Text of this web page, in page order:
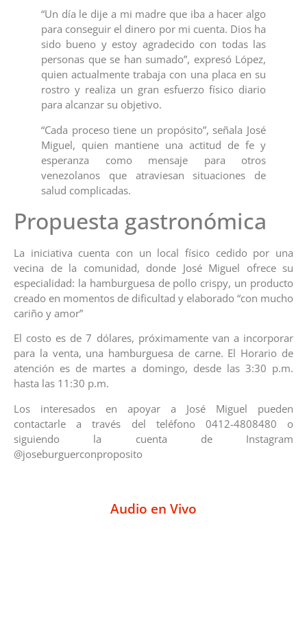
“Un día le dije a mi madre que iba a hacer algo
para conseguir el dinero por mi cuenta. Dios ha
sido bueno y estoy agradecido con todas las
personas que se han sumado”, expresó López,
quien actualmente trabaja con una placa en su
rostro y realiza un gran esfuerzo físico diario
para alcanzar su objetivo.
“Cada proceso tiene un propósito”, señala José
Miguel, quien mantiene una actitud de fe y
esperanza como mensaje para otros
venezolanos que atraviesan situaciones de
salud complicadas.
Propuesta gastronómica
La iniciativa cuenta con un local físico cedido por una
vecina de la comunidad, donde José Miguel ofrece su
especialidad: la hamburguesa de pollo crispy, un producto
creado en momentos de dificultad y elaborado “con mucho
cariño y amor”
El costo es de 7 dólares, próximamente van a incorporar
para la venta, una hamburguesa de carne. El Horario de
atención es de martes a domingo, desde las 3:30 p.m.
hasta las 11:30 p.m.
Los interesados en apoyar a José Miguel pueden
contactarle a través del teléfono 0412-4808480 o
siguiendo la cuenta de Instagram
@joseburguerconproposito
Audio en Vivo